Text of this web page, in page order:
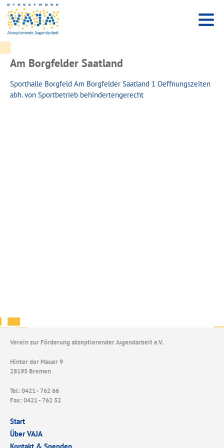
Am Borgfelder Saatland
Sporthalle Borgfeld Am Borgfelder Saatland 1 Oeffnungszeiten
abh. von Sportbetrieb behindertengerecht
Verein zur Förderung akzeptierender Jugendarbeit e.V.
Hinter der Mauer 9
28195 Bremen
Tel: 0421 - 762 66
Fax: 0421 - 762 52
Start
Über VAJA